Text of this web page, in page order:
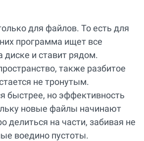
для файлов. То есть для
программа ищет все
диске и ставит рядом.
также разбитое
не тронутым.
быстрее, но эффективность
новые файлы начинают
делиться на части, забивая не
воедино пустоты.